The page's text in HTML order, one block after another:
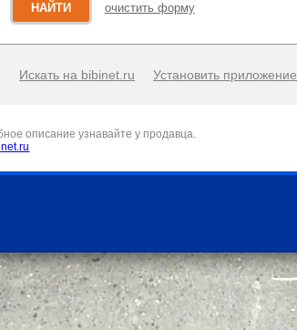
НАЙТИ очистить форму
Искать на bibinet.ru Установить приложение
описание узнавайте у продавца.